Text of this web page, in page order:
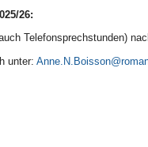
26:
Telefonsprechstunden)
unter: Anne.N.Boisson